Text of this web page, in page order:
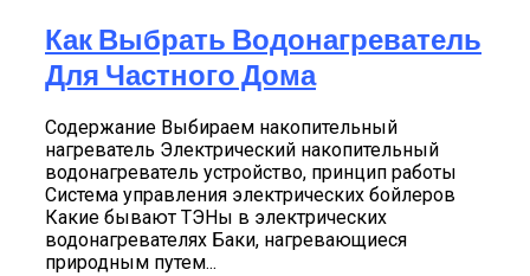
Как Выбрать Водонагреватель
Для Частного Дома
Содержание Выбираем накопительный
нагреватель Электрический накопительный
водонагреватель устройство, принцип работы
Система управления электрических бойлеров
Какие бывают ТЭНы в электрических
водонагревателях Баки, нагревающиеся
природным путем...